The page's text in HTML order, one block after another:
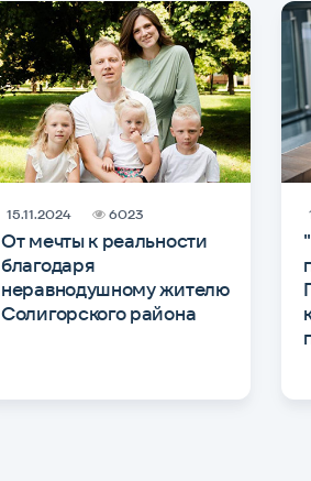
От мечты к реальности
благодаря
неравнодушному жителю
Солигорского района
15.11.2024 6023